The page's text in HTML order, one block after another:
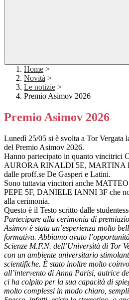
Home >
Novità >
Le notizie >
Premio Asimov 2026
Premio Asimov 2026
Lunedì 25/05 si è svolta a Tor Vergata
del Premio Asimov 2026.
Hanno partecipato in quanto
AURORA RINALDI 5E, MARTINA
dalle proff.se De Gasperi e Latini.
Sono tuttavia vincitori anche
PEPE 5F, DANIELE IANNI 3F che
alla cerimonia.
Questo è il Testo scritto dalle
Partecipare alla cerimonia di
Asimov è stata un’esperienza molto
formativa. Abbiamo avuto
Scienze M.F.N. dell’Università di Tor
con un ambiente universitario
scientifiche. È stato inoltre molto
all’intervento di Anna Parisi, autrice
ci ha colpito per la sua capacità di
molto complessi in modo chiaro,